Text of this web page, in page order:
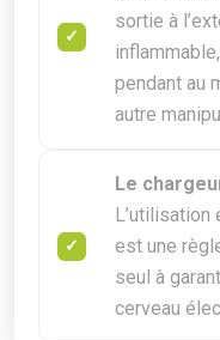
sortie à
pendant au
autre
Le
L’utilisation
est une
seul à
cerveau